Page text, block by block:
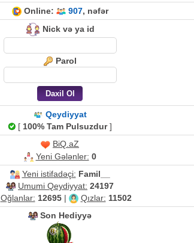
Online: 907, nəfər
Nick və ya id
Parol
Qeydiyyat
[ 100% Tam Pulsuzdur]
BiQ.aZ
Yeni Gələnler: 0
Yeni istifadəçi: Famil__
Umumi Qeydiyyat: 24197
Oğlanlar: 12695| Qızlar: 11502
Son Hediyyə